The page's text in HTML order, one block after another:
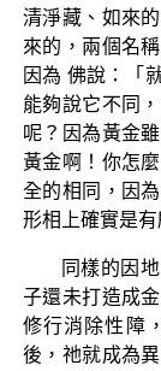
清淨藏、如來
來的，兩個名
因為 佛說：「
能夠說它不同
呢？因為黃金
黃金啊！你怎
全的相同，因
形相上確實是有
同樣的因
子還未打造成
修行消除性障
後，祂就成為